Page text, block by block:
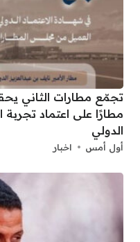
مطارًا على اعتماد
الدولي
أول أمس اخبار